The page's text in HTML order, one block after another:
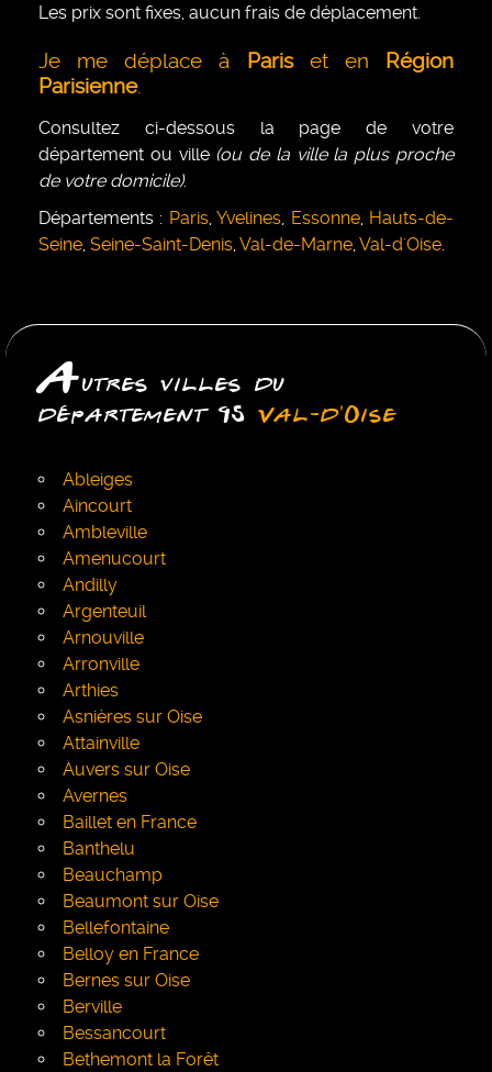
Les prix sont fixes, aucun frais de déplacement.
Je me déplace à Pariset en Région
Parisienne.
Consultez ci-dessous la page de votre
département ou ville (ou de la ville la plus proche
de votre domicile).
Départements : Paris,Yvelines, Essonne, Hauts-de-
Seine, Seine-Saint-Denis,Val-de-Marne,Val-d'Oise.
Autres villes du
département 95 Val-d'Oise
Ableiges
Aincourt
Ambleville
Amenucourt
Andilly
Argenteuil
Arnouville
Arronville
Arthies
Asnières sur Oise
Attainville
Auvers sur Oise
Avernes
Baillet en France
Banthelu
Beauchamp
Beaumont sur Oise
Bellefontaine
Belloy en France
Bernes sur Oise
Berville
Bessancourt
Bethemont la Forêt